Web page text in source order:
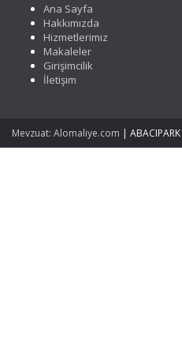
Ana Sayfa
Hakkımızda
Hizmetlerimiz
Makaleler
Girişimcilik
İletişim
Mevzuat: Alomaliye.com | ABACIPARK